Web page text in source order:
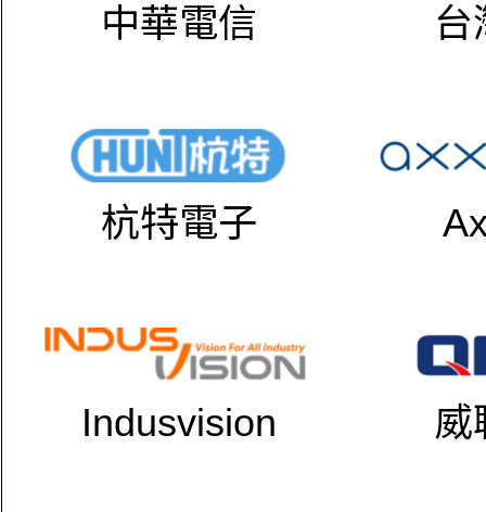
中華電信 台
杭特電子
Indusvision 威